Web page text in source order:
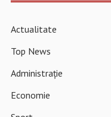
Actualitate
Top News
Administrație
Economie